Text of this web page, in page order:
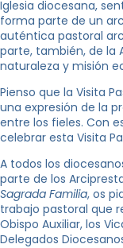
Iglesia diocesana,
forma parte de un
auténtica pastoral
parte, también, de la
naturaleza y misión
Pienso que la Visita
una expresión de la
entre los fieles. Con
celebrar esta Visita
A todos los
parte de los
Sagrada Familia, os
trabajo pastoral que
Obispo Auxiliar, los
Delegados